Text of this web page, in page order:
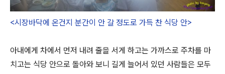
<시장바닥에 온건지 분간이 안 갈 정도로 가득 찬 식당 안>
아내에게 차에서 먼저 내려 줄을 서게 하고는 가까스로 주차를 마
치고는 식당 안으로 돌아와 보니 길게 늘어서 있던 사람들은 모두